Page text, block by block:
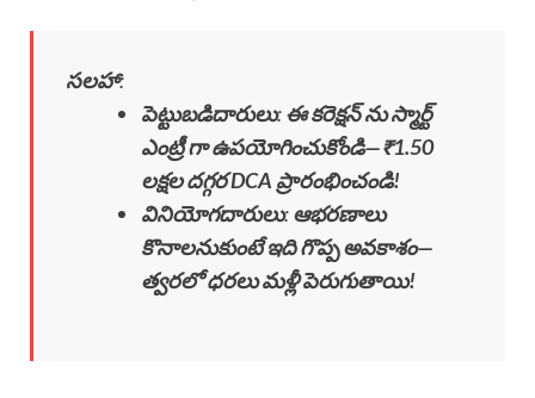
సలహా:
పెట్టుబడిదారులు:ఈ కరెక్షన్ ను స్మార్ట్
ఎంట్రీ గా ఉపయోగించుకోండి—₹1.50
లక్షల దగ్గర DCA ప్రారంభించండి!
వినియోగదారులు:ఆభరణాలు
కొనాలనుకుంటే ఇది గొప్ప అవకాశం—
త్వరలో ధరలు మళ్లీ పెరుగుతాయి!